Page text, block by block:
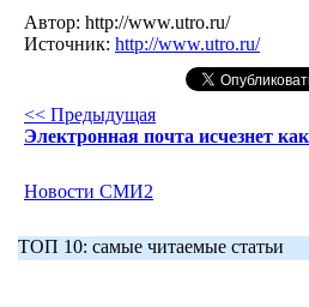
Автор: http://www.utro.ru/
Источник: http://www.utro.ru/
<< Предыдущая
Электронная почта исчезнет
Новости СМИ2
ТОП 10: самые читаемые статьи